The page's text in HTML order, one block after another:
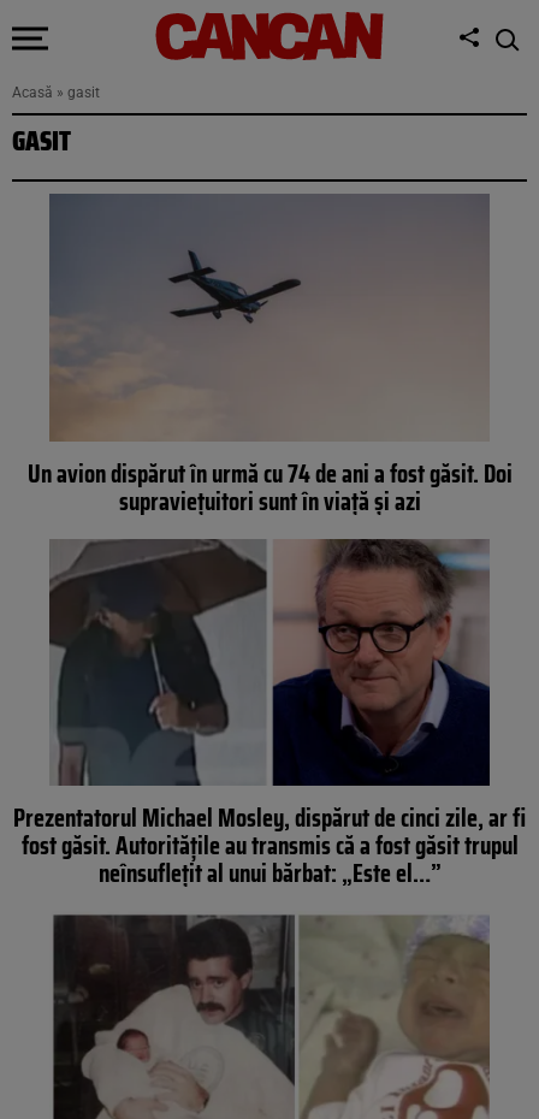
Acasă » gasit
GASIT
Un avion dispărut în urmă cu 74 de ani a fost găsit. Doi
supraviețuitori sunt în viață și azi
Prezentatorul Michael Mosley, dispărut de cinci zile, ar fi
fost găsit. Autoritățile au transmis că a fost găsit trupul
neînsuflețit al unui bărbat: „Este el…”